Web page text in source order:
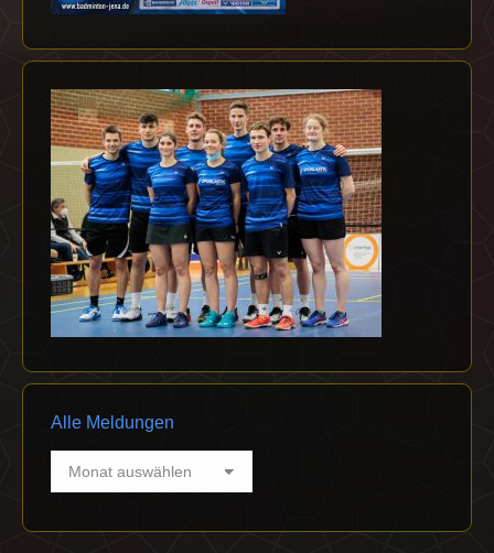
Alle Meldungen
Alle